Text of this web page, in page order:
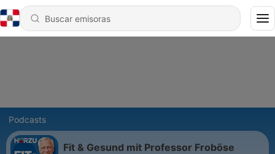
Podcasts
Fit & Gesund mit Professor Froböse